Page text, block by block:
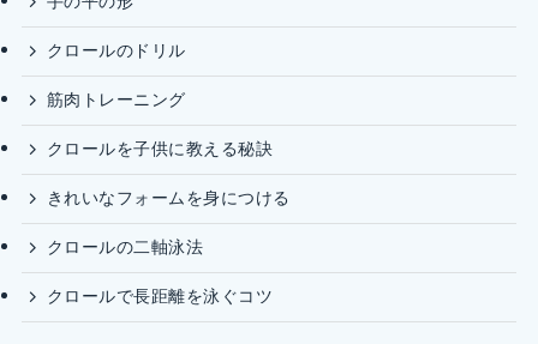
クロールのドリル
筋肉トレーニング
クロールを子供に教える秘訣
きれいなフォームを身につける
クロールの二軸泳法
クロールで長距離を泳ぐコツ